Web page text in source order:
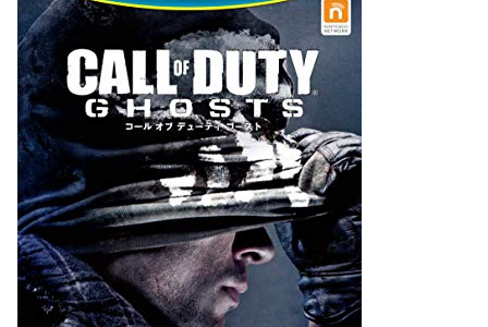
【デレマス】 仮面ライダーバロンＰ第２話「蒼翼の乙女」
タトゥー彫り師さん「刺青入れてる奴は全員バカです」→30
万再生ｗｗｗｗｗｗ
【悲報】「美人すぎる県警本部長」失職ｗｗｗｗｗｗｗｗｗ
本屋に現れた異臭＆浮浪者風の男、ペタンコのボストンバッ
グをパンパンにして無会計で退店！Gメンに確保され「なん
で？」と本気で困惑ｗｗｗ
【動画】これはお見事。中国重慶市で珍しい事故が撮影され
る。
【画像】 キャミイの18万円の最新フィギュア、ガチで作り
込みがエグすぎる